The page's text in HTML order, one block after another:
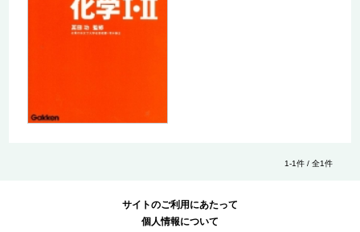
1-1件 / 全1件
サイトのご利用にあたって
個人情報について